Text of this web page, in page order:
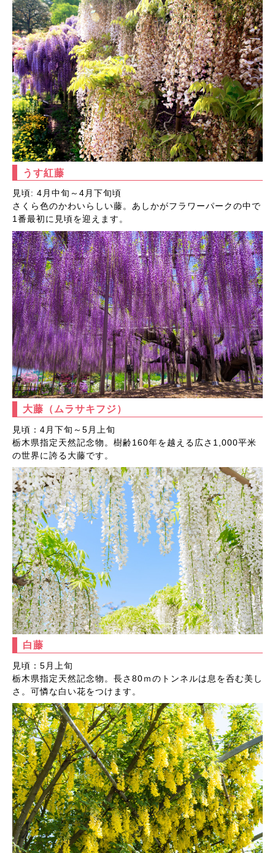
うす紅藤
見頃: 4月中旬～4月下旬頃
さくら色のかわいらしい藤。あしかがフラワーパークの中で
1番最初に見頃を迎えます。
大藤（ムラサキフジ）
見頃：4月下旬～5月上旬
栃木県指定天然記念物。樹齢160年を越える広さ1,000平米
の世界に誇る大藤です。
白藤
見頃：5月上旬
栃木県指定天然記念物。長さ80ｍのトンネルは息を呑む美し
さ。可憐な白い花をつけます。